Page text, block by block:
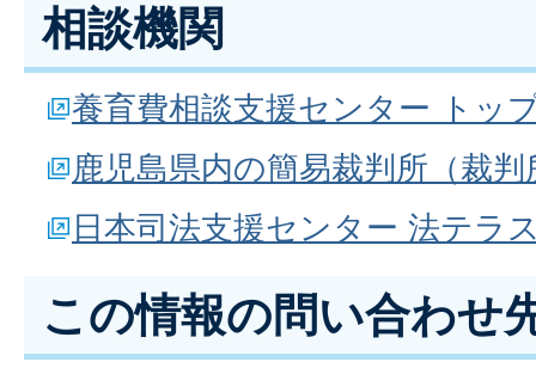
相談機関
養育費相談支援センター トッ
鹿児島県内の簡易裁判所（裁
日本司法支援センター 法テラ
この情報の問い合わせ